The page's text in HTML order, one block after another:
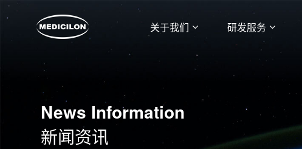
关于我们 研发服务
News Information
新闻资讯